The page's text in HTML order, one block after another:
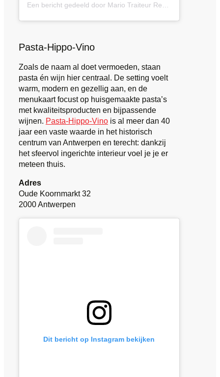
Pasta-Hippo-Vino
Zoals de naam al doet vermoeden, staan
pasta én wijn hier centraal. De setting voelt
warm, modern en gezellig aan, en de
menukaart focust op huisgemaakte pasta’s
met kwaliteitsproducten en bijpassende
wijnen. Pasta-Hippo-Vinois al meer dan 40
jaar een vaste waarde in het historisch
centrum van Antwerpen en terecht: dankzij
het sfeervol ingerichte interieur voel je je er
meteen thuis.
Adres
Oude Koornmarkt 32
2000 Antwerpen
Dit bericht op Instagram bekijken